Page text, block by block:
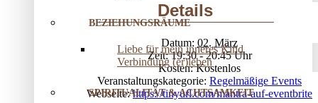
BEZIEHUNGSRÄUME
Liebe für mein inneres Kind
Verbindung (er)leben
SPIRITUALITÄT & ACHTSAMKEIT
Details
Datum: 02. März
Zeit: 19:30 - 20:45
Kosten: Kostenlos
Veranstaltungskategorie: Regelmäßige Events
Webseite: https://tinyurl.com/mantra-auf-eventbrite